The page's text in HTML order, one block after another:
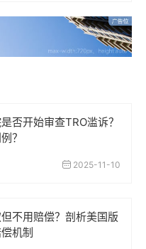
否开始审查TRO滥诉？
？
2025-11-10
不用赔偿？剖析美国版
机制